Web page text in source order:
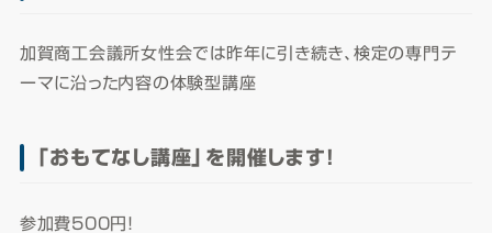
加賀商工会議所女性会では昨年に引き続き、検定の専門テ
ーマに沿った内容の体験型講座
「おもてなし講座」を開催します!
参加費500円！